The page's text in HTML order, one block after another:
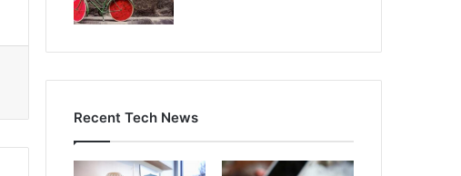
Recent Tech News